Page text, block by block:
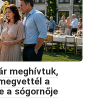
meghívtuk,
a
a sógornője